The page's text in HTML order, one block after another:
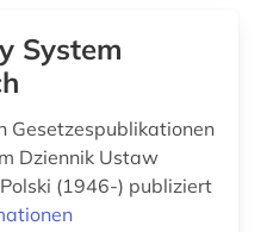
soziale gerechtigkeit (1)
sozialgeschichte &lt;fach&gt; (1)
System
Gesetzespublikationen
Dziennik Ustaw
(1946-) publiziert